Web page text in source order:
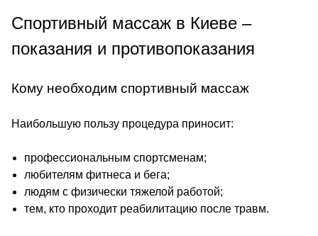
Спортивный массаж в Киеве –
показания и противопоказания
Кому необходим спортивный массаж
Наибольшую пользу процедура приносит:
профессиональным спортсменам;
любителям фитнеса и бега;
людям с физически тяжелой работой;
тем, кто проходит реабилитацию после травм.